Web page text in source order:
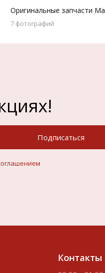
Оригинальные запчасти
7 фотографий
Подписаться
Контакты